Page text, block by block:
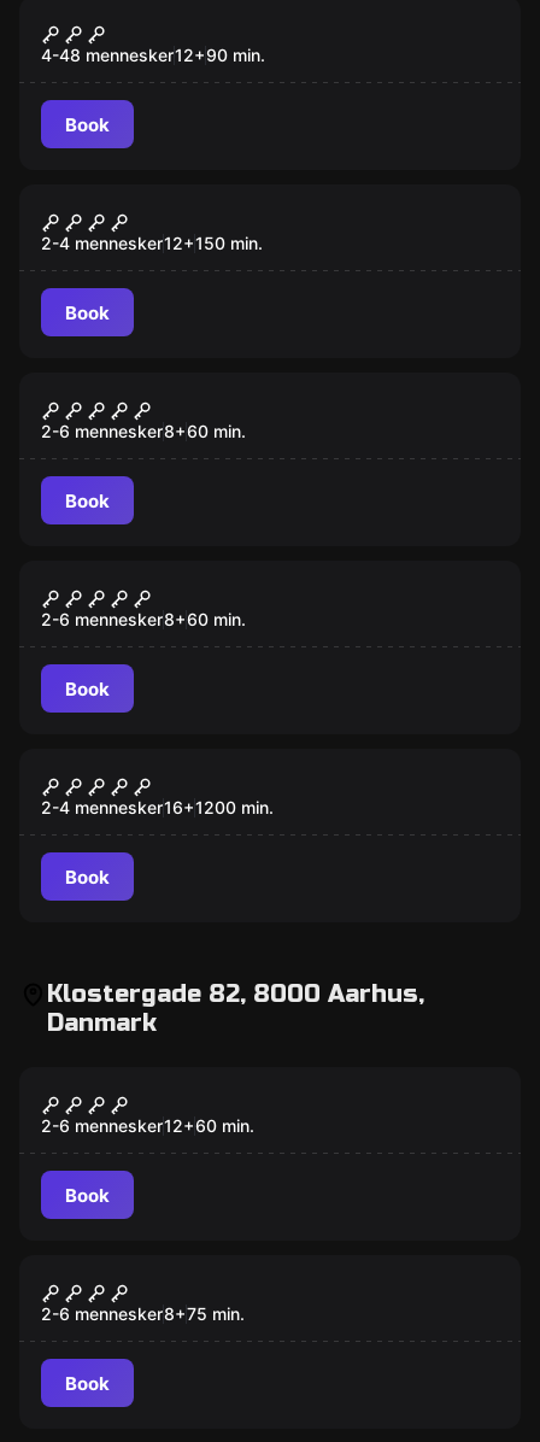
Sabotage
4-48 mennesker12+90 min.
Book
Murder Mystery
2-4 mennesker12+150 min.
Book
1945
2-6 mennesker8+60 min.
Book
Tirpitz
2-6 mennesker8+60 min.
Book
Illuminati
2-4 mennesker16+1200 min.
Book
Klostergade 82, 8000 Aarhus,
Danmark
Dmitry Donskoy
2-6 mennesker12+60 min.
Book
Ny
Dmitry Donskoy
2-6 mennesker8+75 min.
Book